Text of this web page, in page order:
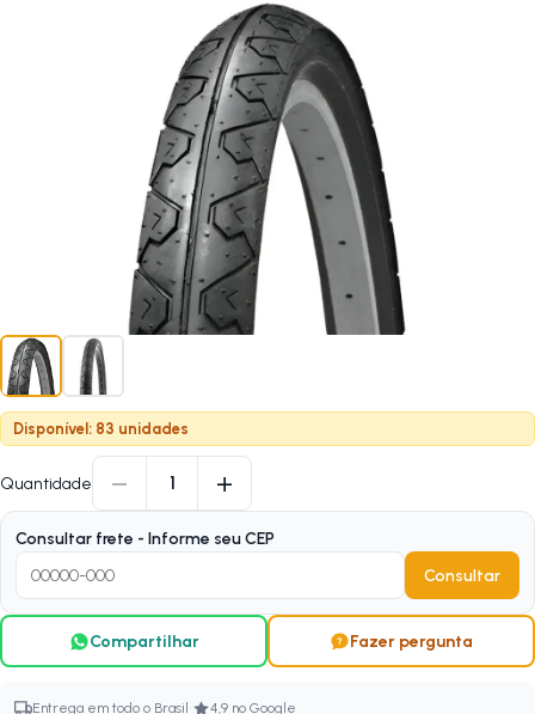
Disponível: 83 unidades
Quantidade − 1 +
Consultar frete - Informe seu CEP
Consultar
Compartilhar Fazer pergunta
Entrega em todo o Brasil · 4,9 no Google